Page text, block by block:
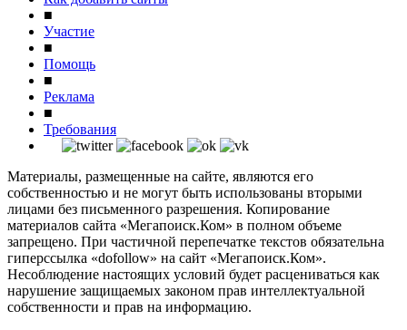
■
Участие
■
Помощь
■
Реклама
■
Требования
Материалы, размещенные на сайте, являются его
собственностью и не могут быть использованы вторыми
лицами без письменного разрешения. Копирование
материалов сайта «Мегапоиск.Ком» в полном объеме
запрещено. При частичной перепечатке текстов обязательна
гиперссылка «dofollow» на сайт «Мегапоиск.Ком».
Несоблюдение настоящих условий будет расцениваться как
нарушение защищаемых законом прав интеллектуальной
собственности и прав на информацию.